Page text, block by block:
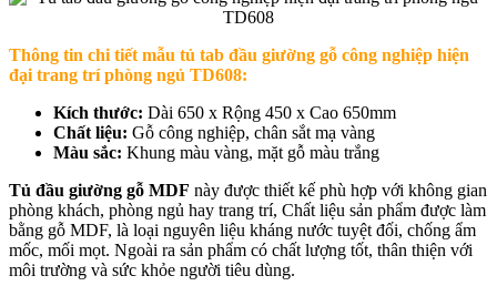
Thông tin chi tiết mẫu tủ tab đầu giường gỗ công nghiệp hiện
đại trang trí phòng ngủ TD608:
Kích thước: Dài 650 x Rộng 450 x Cao 650mm
Chất liệu: Gỗ công nghiệp, chân sắt mạ vàng
Màu sắc: Khung màu vàng, mặt gỗ màu trắng
Tủ đầu giường gỗ MDF này được thiết kế phù hợp với không gian
phòng khách, phòng ngủ hay trang trí, Chất liệu sản phẩm được làm
bằng gỗ MDF, là loại nguyên liệu kháng nước tuyệt đối, chống ẩm
mốc, mối mọt. Ngoài ra sản phẩm có chất lượng tốt, thân thiện với
môi trường và sức khỏe người tiêu dùng.